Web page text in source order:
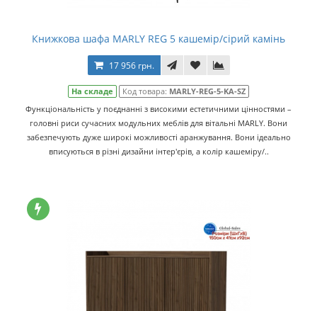
Книжкова шафа MARLY REG 5 кашемір/сірий камінь
17 956 грн.
На складе Код товара: MARLY-REG-5-KA-SZ
Функціональність у поєднанні з високими естетичними цінностями –
головні риси сучасних модульних меблів для вітальні MARLY. Вони
забезпечують дуже широкі можливості аранжування. Вони ідеально
вписуються в різні дизайни інтер'єрів, а колір кашеміру/..